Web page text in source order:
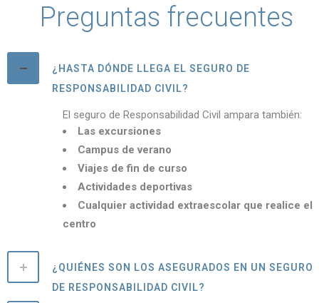
Preguntas frecuentes
¿HASTA DÓNDE LLEGA EL SEGURO DE
RESPONSABILIDAD CIVIL?
El seguro de Responsabilidad Civil ampara también:
Las excursiones
Campus de verano
Viajes de fin de curso
Actividades deportivas
Cualquier actividad extraescolar que realice el
centro
¿QUIÉNES SON LOS ASEGURADOS EN UN SEGURO
DE RESPONSABILIDAD CIVIL?